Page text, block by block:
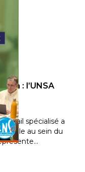
: l’UNSA
spécialisé a
au sein du